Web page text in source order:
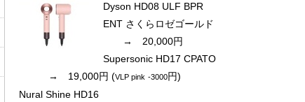
Dyson HD08 ULF BPR
ENT さくらロゼゴールド
→ 20,000円
Supersonic HD17 CPATO
→ 19,000円 (VLP pink -3000円)
Nural Shine HD16